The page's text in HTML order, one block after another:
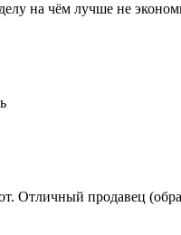
на чём лучше не
Отличный продавец